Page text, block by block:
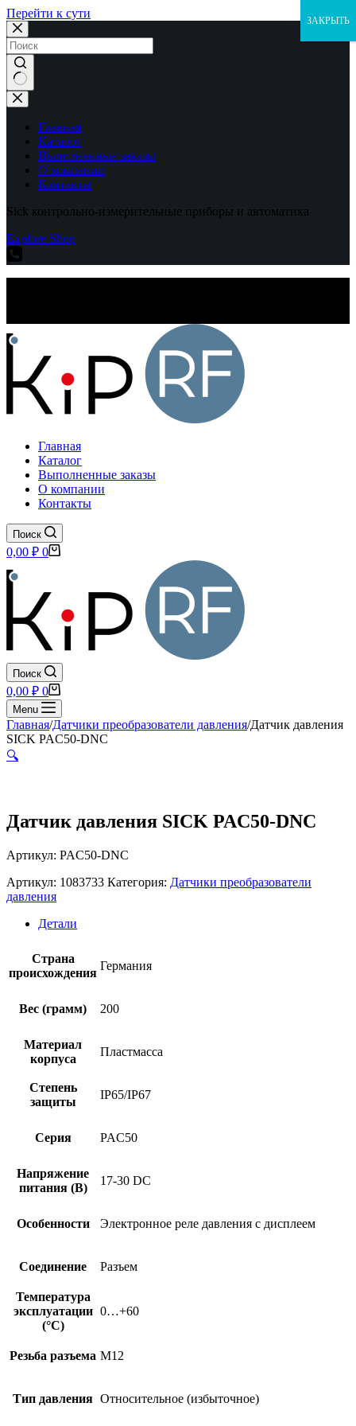
Перейти к сути
Ничего
не
найденоГлавная
Каталог
Выполненные заказы
О компании
Контакты
Sick контрольно-измерительные приборы и автоматика
Explore Shop
Главная
Каталог
Выполненные заказы
О компании
Контакты
Поиск
Корзина
0,00 ₽ 0
Поиск
Корзина
0,00 ₽ 0
Menu
Главная/Датчики преобразователи давления/Датчик давления
SICK PAC50-DNC
🔍
Датчик давления SICK PAC50-DNC
Артикул: PAC50-DNC
Артикул: 1083733 Категория: Датчики преобразователи
давления
Детали
Страна
происхождения
Германия
Вес (грамм) 200
Материал
корпуса
Пластмасса
Степень
защиты
IP65/IP67
Серия PAC50
Напряжение
питания (В)
17-30 DC
Особенности Электронное реле давления с дисплеем
Соединение Разъем
Температура
эксплуатации
(°C)
0…+60
Резьба разъема M12
Тип давления Относительное (избыточное)
ЗАКРЫТЬ